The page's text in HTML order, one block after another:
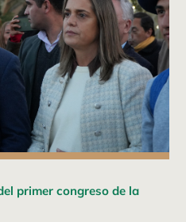
primer congreso de la